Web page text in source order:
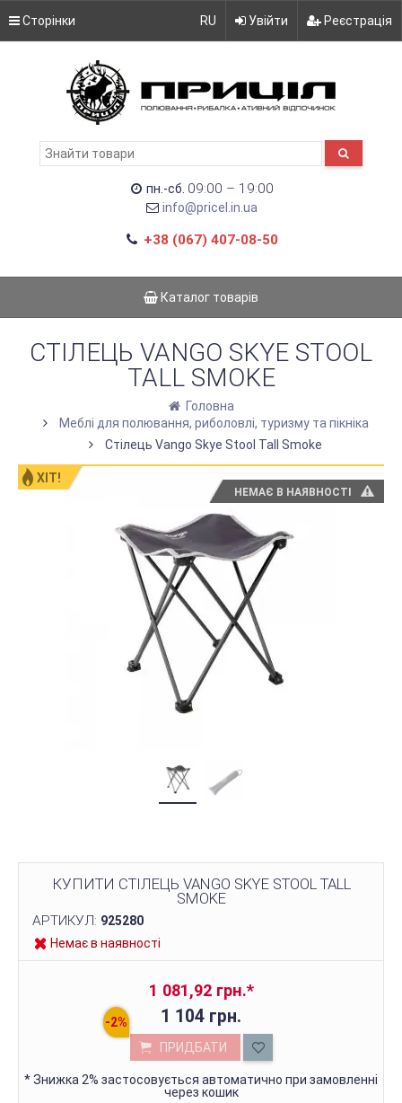
Сторінки RU Увійти Реєстрація
пн.-сб. 09:00 – 19:00
info@pricel.in.ua
+38 (067) 407-08-50
Каталог товарів
СТІЛЕЦЬ VANGO SKYE STOOL
TALL SMOKE
Головна
Меблі для полювання, риболовлі, туризму та пікніка
Стілець Vango Skye Stool Tall Smoke
ХІТ!
НЕМАЄ В НАЯВНОСТІ
КУПИТИ СТІЛЕЦЬ VANGO SKYE STOOL TALL
SMOKE
АРТИКУЛ: 925280
Немає в наявності
1 081,92 грн.*
1 104 грн.
ПРИДБАТИ
*Знижка 2% застосовується автоматично при замовленні
через кошик